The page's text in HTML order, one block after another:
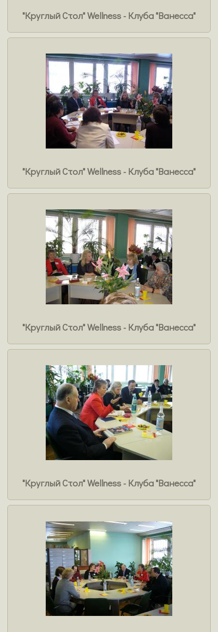
"Круглый Стол" Wellness - Клуба "Ванесса"
"Круглый Стол" Wellness - Клуба "Ванесса"
"Круглый Стол" Wellness - Клуба "Ванесса"
"Круглый Стол" Wellness - Клуба "Ванесса"